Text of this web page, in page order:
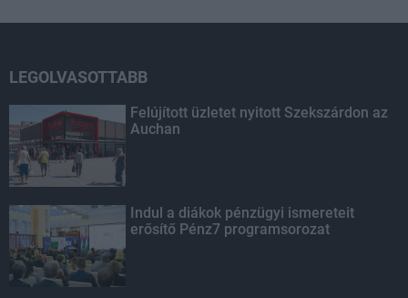
LEGOLVASOTTABB
Felújított üzletet nyitott Szekszárdon az
Auchan
Indul a diákok pénzügyi ismereteit
erősítő Pénz7 programsorozat